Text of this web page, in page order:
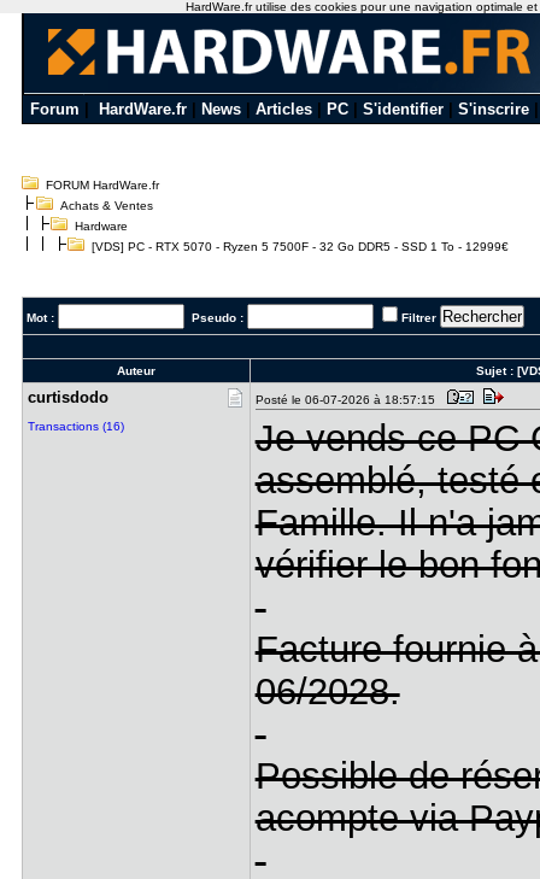
Forum HardWare.fr News Articles PC S'identifier S'inscrire
FORUM HardWare.fr
Achats & Ventes
Hardware
[VDS] PC - RTX 5070 - Ryzen 5 7500F - 32 Go DDR5 - SSD 1 To - 12999€
Mot : Pseudo : Filtrer
Auteur Sujet :
curtisdodo
Transactions (16)
Posté le 06-07-2026 à 18:57:15
Je vends ce PC
assemblé, testé
Famille. Il n'a
vérifier le bon
Facture fournie
06/2028.
Possible de
acompte via
HardWare.fr utilise des cookies pour une navigation optimale